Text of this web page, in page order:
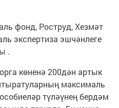
фонд, Роструд, Хезмәт
экспертиза эшчәнлеге
.
көненә 200дән артык
максималь
түләүнең бердәм